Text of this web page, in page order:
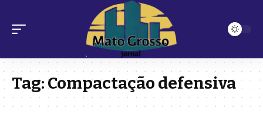
Tag:Compactação defensiva